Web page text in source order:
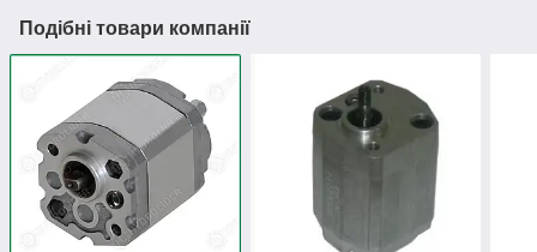
Подібні товари компанії